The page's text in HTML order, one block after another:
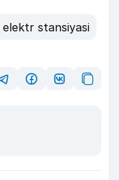
stansiyasi